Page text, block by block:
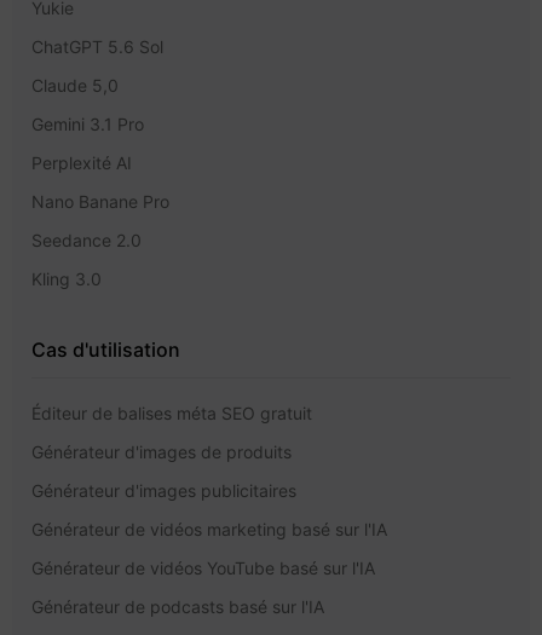
Yukie
ChatGPT 5.6 Sol
Claude 5,0
Gemini 3.1 Pro
Perplexité AI
Nano Banane Pro
Seedance 2.0
Kling 3.0
Cas d'utilisation
Éditeur de balises méta SEO gratuit
Générateur d'images de produits
Générateur d'images publicitaires
Générateur de vidéos marketing basé sur l'IA
Générateur de vidéos YouTube basé sur l'IA
Générateur de podcasts basé sur l'IA